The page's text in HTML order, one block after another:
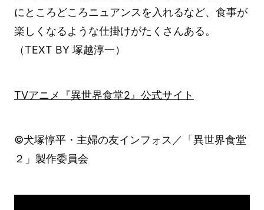
にところどころニュアンスを入れるなど、食事が
楽しくなるような仕掛けがたくさんある。
（TEXT BY 塚越淳一）
TVアニメ『異世界食堂2』公式サイト
©犬塚惇平・主婦の友インフォス／「異世界食堂
２」製作委員会